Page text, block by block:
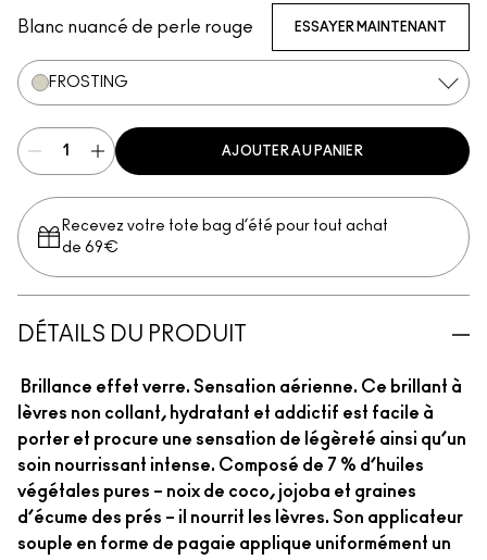
Blanc nuancé de perle rouge ESSAYER MAINTENANT
FROSTING
AJOUTER AU PANIER
Recevez votre tote bag d’été pour tout achat
de 69€
DÉTAILS DU PRODUIT
Brillance effet verre. Sensation aérienne. Ce brillant à
lèvres non collant, hydratant et addictif est facile à
porter et procure une sensation de légèreté ainsi qu’un
soin nourrissant intense. Composé de 7 % d’huiles
végétales pures – noix de coco, jojoba et graines
d’écume des prés – il nourrit les lèvres. Son applicateur
souple en forme de pagaie applique uniformément un